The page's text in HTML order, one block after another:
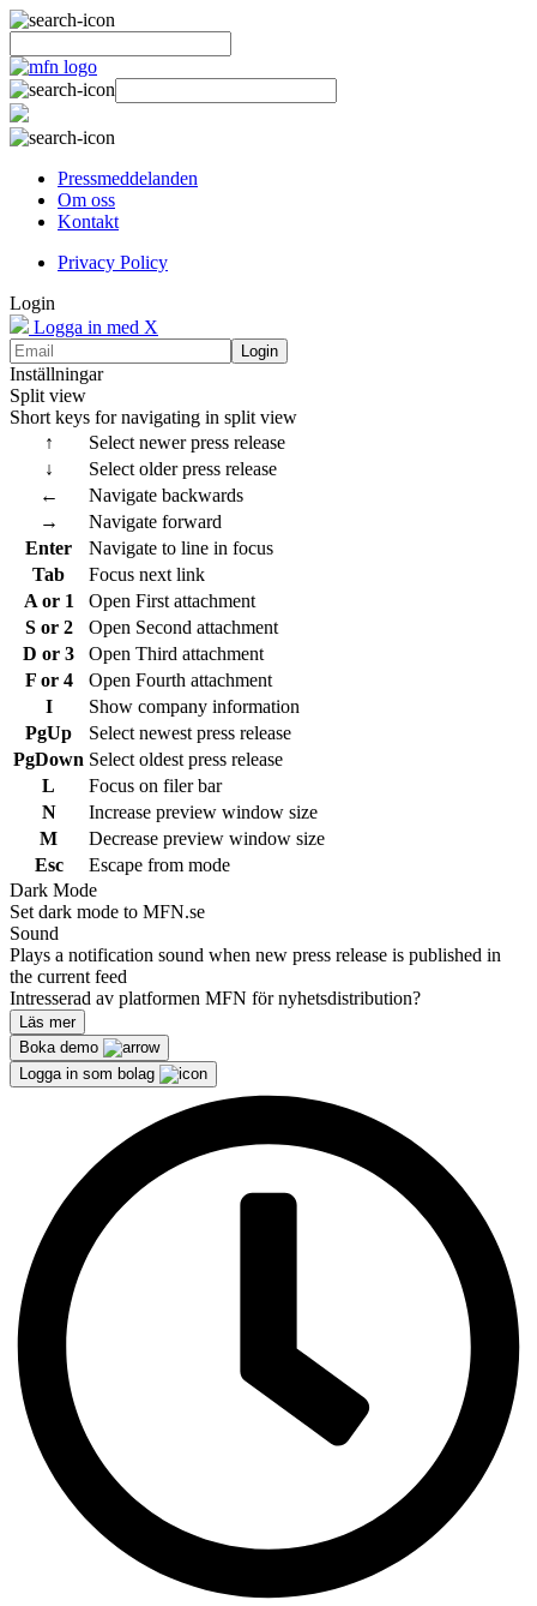
Pressmeddelanden
Om oss
Kontakt
Privacy Policy
Login
Logga in med X
Login
Inställningar
Split view
Short keys for navigating in split view
↑
Select newer press release
↓
Select older press release
←
Navigate backwards
→
Navigate forward
Enter
Navigate to line in focus
Tab
Focus next link
A or 1
Open First attachment
S or 2
Open Second attachment
D or 3
Open Third attachment
F or 4
Open Fourth attachment
I
Show company information
PgUp
Select newest press release
PgDown Select oldest press release
L
Focus on filer bar
N
Increase preview window size
M
Decrease preview window size
Esc
Escape from mode
Dark Mode
Set dark mode to MFN.se
Sound
Plays a notification sound when new press release is published in
the current feed
Intresserad av platformen MFN för nyhetsdistribution?
Läs mer
Boka demo
Logga in som bolag